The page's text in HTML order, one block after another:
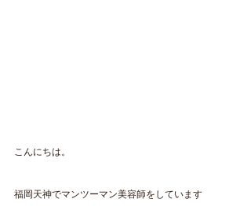
こんにちは。
福岡天神でマンツーマン美容師をしています